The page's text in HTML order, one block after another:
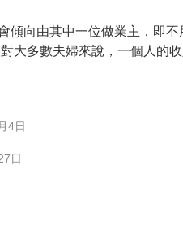
傾向由其中一位做業主，即
大多數夫婦來說，一個人的
4日
日